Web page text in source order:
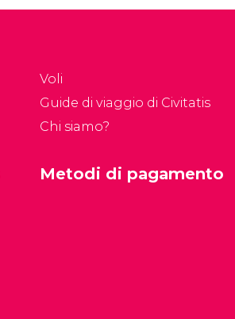
Voli
Guide di viaggio di Civitatis
Chi siamo?
Metodi di pagamento